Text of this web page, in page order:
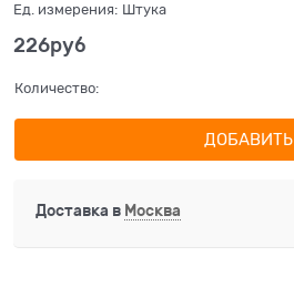
Ед. измерения: Штука
226руб
Количество:
ДОБАВИТЬ
Доставка в Москва